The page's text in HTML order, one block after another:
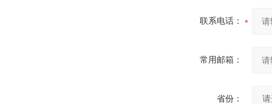
联系电话：
常用邮箱：
省份：